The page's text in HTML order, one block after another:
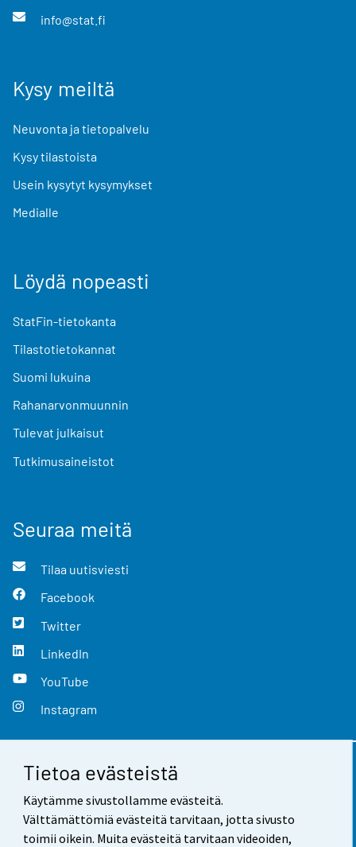
Tietoa evästeistä
Käytämme sivustollamme evästeitä.
Välttämättömiä evästeitä tarvitaan, jotta sivusto
toimii oikein. Muita evästeitä tarvitaan videoiden,
info@stat.fi
Kysy meiltä
Neuvonta ja tietopalvelu
Kysy tilastoista
Usein kysytyt kysymykset
Medialle
Löydä nopeasti
StatFin-tietokanta
Tilastotietokannat
Suomi lukuina
Rahanarvonmuunnin
Tulevat julkaisut
Tutkimusaineistot
Seuraa meitä
Tilaa uutisviesti
Facebook
Twitter
LinkedIn
YouTube
Instagram
Yhteystiedot
Palaute
Käyttöehdot